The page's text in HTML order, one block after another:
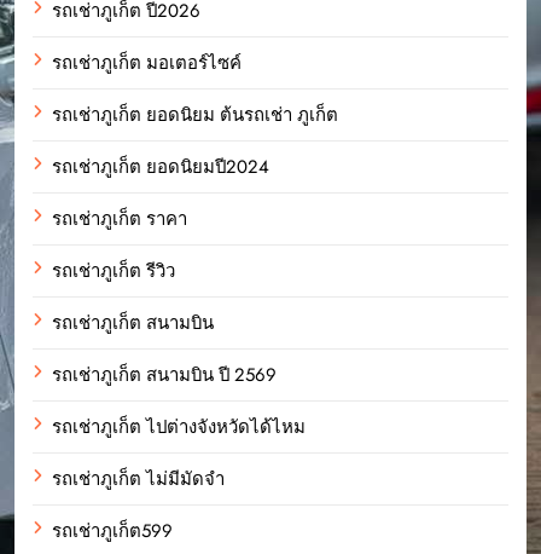
รถเช่าภูเก็ต ปี2026
รถเช่าภูเก็ต มอเตอร์ไซค์
รถเช่าภูเก็ต ยอดนิยม ต้นรถเช่า ภูเก็ต
รถเช่าภูเก็ต ยอดนิยมปี2024
รถเช่าภูเก็ต ราคา
รถเช่าภูเก็ต รีวิว
รถเช่าภูเก็ต สนามบิน
รถเช่าภูเก็ต สนามบิน ปี 2569
รถเช่าภูเก็ต ไปต่างจังหวัดได้ไหม
รถเช่าภูเก็ต ไม่มีมัดจำ
รถเช่าภูเก็ต599